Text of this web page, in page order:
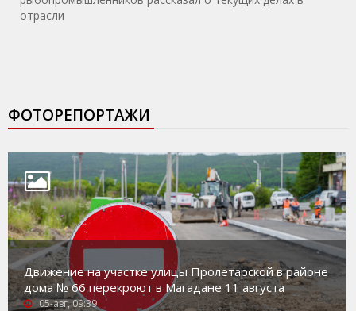
отрасли
ФОТОРЕПОРТАЖИ
Движение на участке улицы Пролетарской в районе
дома № 66 перекроют в Магадане 11 августа
05-авг, 09:39